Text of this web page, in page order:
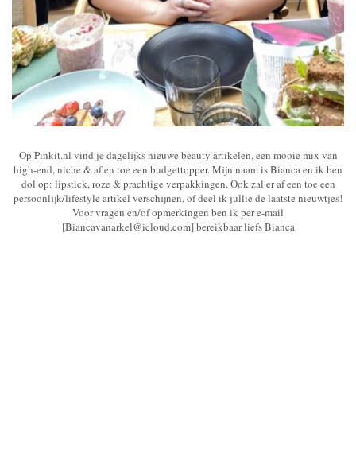
Op Pinkit.nl vind je dagelijks nieuwe beauty artikelen, een mooie mix van
high-end, niche & af en toe een budgettopper. Mijn naam is Bianca en ik ben
dol op: lipstick, roze & prachtige verpakkingen. Ook zal er af een toe een
persoonlijk/lifestyle artikel verschijnen, of deel ik jullie de laatste nieuwtjes!
Voor vragen en/of opmerkingen ben ik per e-mail
[Biancavanarkel@icloud.com] bereikbaar liefs Bianca